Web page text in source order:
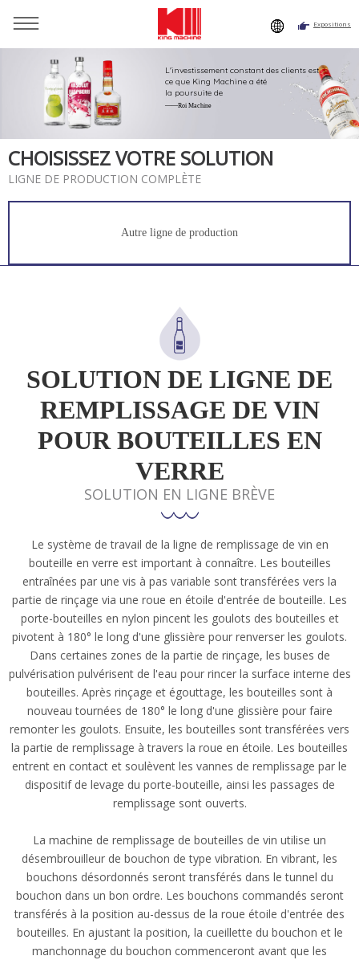
Expositions
Tu es là: Accueil
bouteilles de vin en verre
L'investissement constant des clients est
ce que King Machine a été
la poursuite de
——Roi Machine
CHOISISSEZ VOTRE SOLUTION
LIGNE DE PRODUCTION COMPLÈTE
Autre ligne de production
SOLUTION DE LIGNE DE
REMPLISSAGE DE VIN
POUR BOUTEILLES EN
VERRE
SOLUTION EN LIGNE BRÈVE
Le système de travail de la ligne de remplissage de vin en
bouteille en verre est important à connaître. Les bouteilles
entraînées par une vis à pas variable sont transférées vers la
partie de rinçage via une roue en étoile d'entrée de bouteille. Les
porte-bouteilles en nylon pincent les goulots des bouteilles et
pivotent à 180° le long d'une glissière pour renverser les goulots.
Dans certaines zones de la partie de rinçage, les buses de
pulvérisation pulvérisent de l'eau pour rincer la surface interne des
bouteilles. Après rinçage et égouttage, les bouteilles sont à
nouveau tournées de 180° le long d'une glissière pour faire
remonter les goulots. Ensuite, les bouteilles sont transférées vers
la partie de remplissage à travers la roue en étoile. Les bouteilles
entrent en contact et soulèvent les vannes de remplissage par le
dispositif de levage du porte-bouteille, ainsi les passages de
remplissage sont ouverts.
La machine de remplissage de bouteilles de vin utilise un
désembrouilleur de bouchon de type vibration. En vibrant, les
bouchons désordonnés seront transférés dans le tunnel du
bouchon dans un bon ordre. Les bouchons commandés seront
transférés à la position au-dessus de la roue étoile d'entrée des
bouteilles. En ajustant la position, la cueillette du bouchon et le
manchonnage du bouchon commenceront avant que les